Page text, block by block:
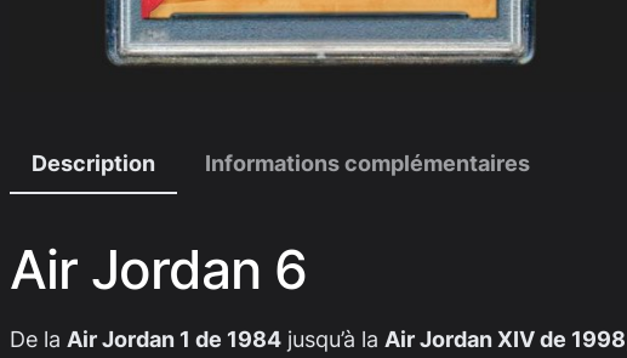
Description Informations complémentaires
Air Jordan 6
De la Air Jordan 1 de 1984 jusqu’à la Air Jordan XIV de 1998